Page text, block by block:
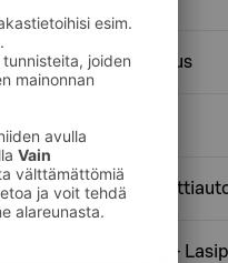
ABC-lataus
DHL
Ekopiste -